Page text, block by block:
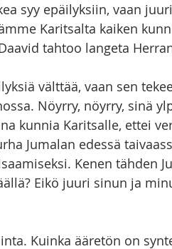
syy epäilyksiin, vaan
Karitsalta kaiken
tahtoo langeta
välttää, vaan sen
Nöyrry, nöyrry, sinä
kunnia Karitsalle, ettei
Jumalan edessä
Kenen tähden
Eikö juuri sinun ja
Kuinka ääretön on